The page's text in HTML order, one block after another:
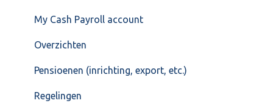
My Cash Payroll account
Overzichten
Pensioenen (inrichting, export, etc.)
Regelingen